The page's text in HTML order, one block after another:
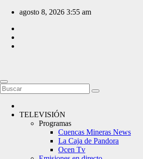
Saltar
contenido
agosto 8, 2026 3:55 am
TELEVISIÓN
Programas
Cuencas Mineras News
La Caja de Pandora
Ocen Tv